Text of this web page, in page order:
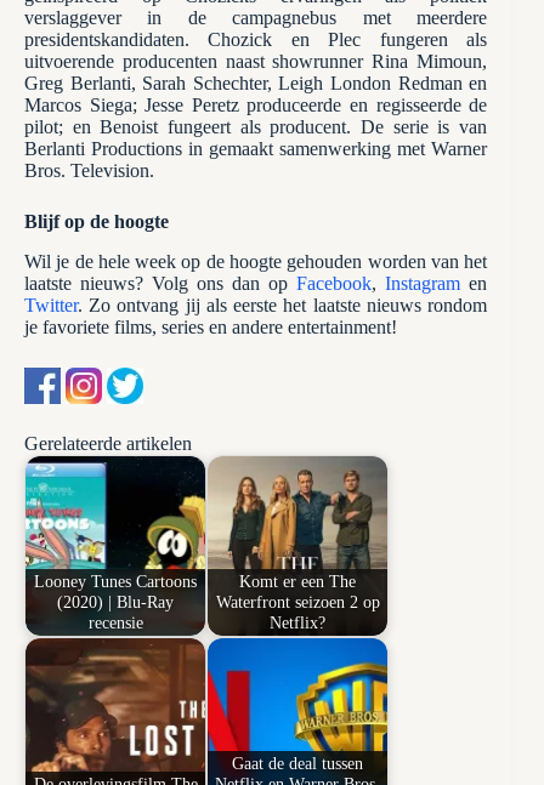
verslaggever in de campagnebus met meerdere
presidentskandidaten. Chozick en Plec fungeren als
uitvoerende producenten naast showrunner Rina Mimoun,
Greg Berlanti, Sarah Schechter, Leigh London Redman en
Marcos Siega; Jesse Peretz produceerde en regisseerde de
pilot; en Benoist fungeert als producent. De serie is van
Berlanti Productions in gemaakt samenwerking met Warner
Bros. Television.
Blijf op de hoogte
Wil je de hele week op de hoogte gehouden worden van het
laatste nieuws? Volg ons dan opFacebook,Instagramen
Twitter. Zo ontvang jij als eerste het laatste nieuws rondom
je favoriete films, series en andere entertainment!
Gerelateerde artikelen
Looney Tunes Cartoons
(2020) | Blu-Ray
recensie
Komt er een The
Waterfront seizoen 2 op
Netflix?
Gaat de deal tussen